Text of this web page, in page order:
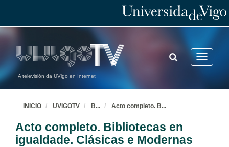
A televisión da UVigo en Internet
Toggle
TOGGLE
SEARCH
INICIO UVIGOTV B... Acto completo. B...
Acto completo. Bibliotecas en
igualdade. Clásicas e Modernas